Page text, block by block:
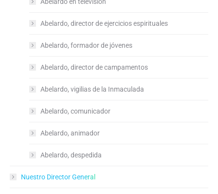
Abelardo, director de ejercicios espirituales
Abelardo, formador de jóvenes
Abelardo, director de campamentos
Abelardo, vigilias de la Inmaculada
Abelardo, comunicador
Abelardo, animador
Abelardo, despedida
Nuestro Director General